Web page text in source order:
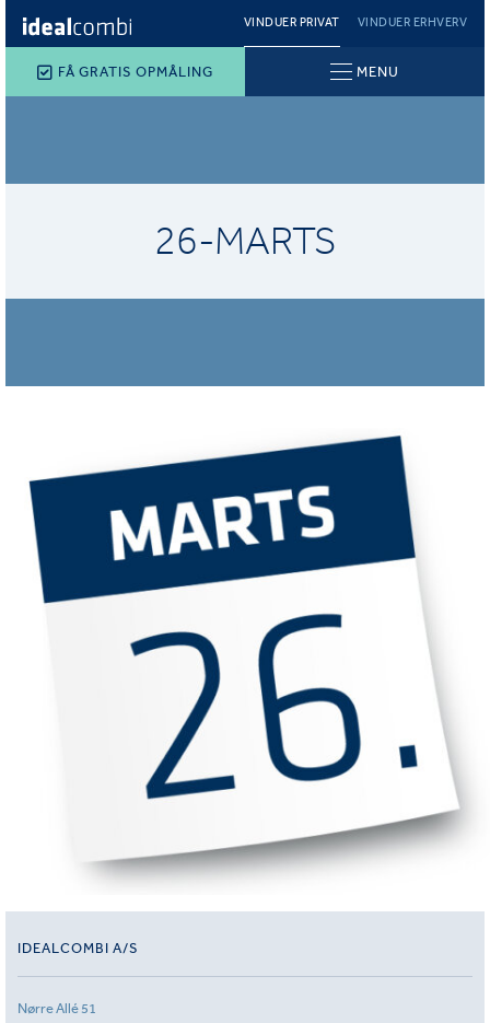
VINDUER PRIVAT VINDUER ERHVERV
FÅ GRATIS OPMÅLING MENU
26-MARTS
IDEALCOMBI A/S
Nørre Allé 51